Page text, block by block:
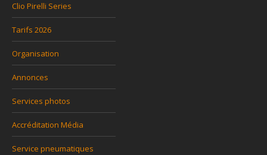
Clio Pirelli Series
Tarifs 2026
Organisation
Annonces
Services photos
Accréditation Média
Service pneumatiques